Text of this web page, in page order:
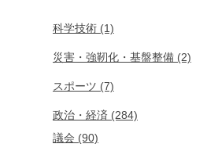
科学技術 (1)
災害・強靭化・基盤整備 (2)
スポーツ (7)
政治・経済 (284)
議会 (90)